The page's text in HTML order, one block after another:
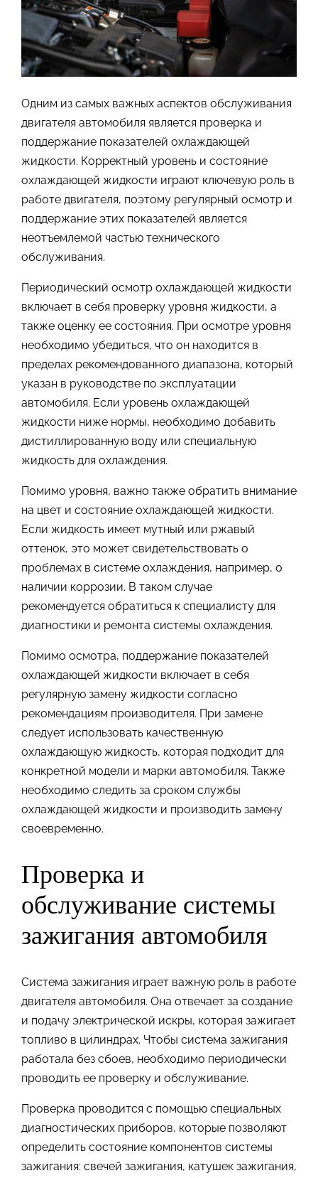
Одним из самых важных аспектов обслуживания
двигателя автомобиля является проверка и
поддержание показателей охлаждающей
жидкости. Корректный уровень и состояние
охлаждающей жидкости играют ключевую роль в
работе двигателя, поэтому регулярный осмотр и
поддержание этих показателей является
неотъемлемой частью технического
обслуживания.
Периодический осмотр охлаждающей жидкости
включает в себя проверку уровня жидкости, а
также оценку ее состояния. При осмотре уровня
необходимо убедиться, что он находится в
пределах рекомендованного диапазона, который
указан в руководстве по эксплуатации
автомобиля. Если уровень охлаждающей
жидкости ниже нормы, необходимо добавить
дистиллированную воду или специальную
жидкость для охлаждения.
Помимо уровня, важно также обратить внимание
на цвет и состояние охлаждающей жидкости.
Если жидкость имеет мутный или ржавый
оттенок, это может свидетельствовать о
проблемах в системе охлаждения, например, о
наличии коррозии. В таком случае
рекомендуется обратиться к специалисту для
диагностики и ремонта системы охлаждения.
Помимо осмотра, поддержание показателей
охлаждающей жидкости включает в себя
регулярную замену жидкости согласно
рекомендациям производителя. При замене
следует использовать качественную
охлаждающую жидкость, которая подходит для
конкретной модели и марки автомобиля. Также
необходимо следить за сроком службы
охлаждающей жидкости и производить замену
своевременно.
Проверка и
обслуживание системы
зажигания автомобиля
Система зажигания играет важную роль в работе
двигателя автомобиля. Она отвечает за создание
и подачу электрической искры, которая зажигает
топливо в цилиндрах. Чтобы система зажигания
работала без сбоев, необходимо периодически
проводить ее проверку и обслуживание.
Проверка проводится с помощью специальных
диагностических приборов, которые позволяют
определить состояние компонентов системы
зажигания: свечей зажигания, катушек зажигания,